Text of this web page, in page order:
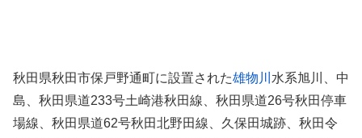
秋田県秋田市保戸野通町に設置された雄物川 水系旭川、中
島、秋田県道233号土崎港秋田線、秋田県道26号秋田停車
場線、秋田県道62号秋田北野田線、久保田城跡、秋田令